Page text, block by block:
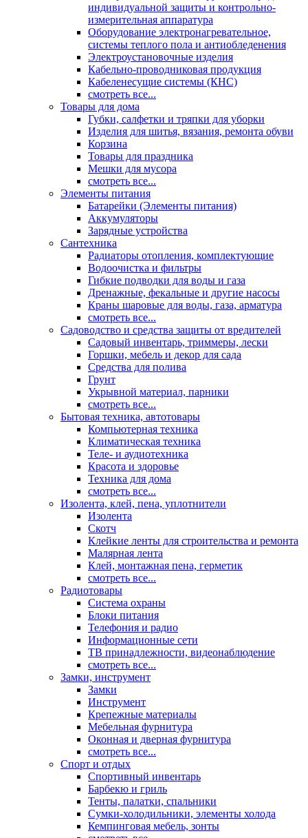
индивидуальной защиты и контрольно-
измерительная аппаратура
Оборудование электронагревательное,
системы теплого пола и антиобледенения
Электроустановочные изделия
Кабельно-проводниковая продукция
Кабеленесущие системы (КНС)
смотреть все...
Товары для дома
Губки, салфетки и тряпки для уборки
Изделия для шитья, вязания, ремонта обуви
Корзина
Товары для праздника
Мешки для мусора
смотреть все...
Элементы питания
Батарейки (Элементы питания)
Аккумуляторы
Зарядные устройства
Сантехника
Радиаторы отопления, комплектующие
Водоочистка и фильтры
Гибкие подводки для воды и газа
Дренажные, фекальные и другие насосы
Краны шаровые для воды, газа, арматура
смотреть все...
Садоводство и средства защиты от вредителей
Садовый инвентарь, триммеры, лески
Горшки, мебель и декор для сада
Средства для полива
Грунт
Укрывной материал, парники
смотреть все...
Бытовая техника, автотовары
Компьютерная техника
Климатическая техника
Теле- и аудиотехника
Красота и здоровье
Техника для дома
смотреть все...
Изолента, клей, пена, уплотнители
Изолента
Скотч
Клейкие ленты для строительства и ремонта
Малярная лента
Клей, монтажная пена, герметик
смотреть все...
Радиотовары
Система охраны
Блоки питания
Телефония и радио
Информационные сети
ТВ принадлежности, видеонаблюдение
смотреть все...
Замки, инструмент
Замки
Инструмент
Крепежные материалы
Мебельная фурнитура
Оконная и дверная фурнитура
смотреть все...
Спорт и отдых
Спортивный инвентарь
Барбекю и гриль
Тенты, палатки, спальники
Сумки-холодильники, элементы холода
Кемпинговая мебель, зонты